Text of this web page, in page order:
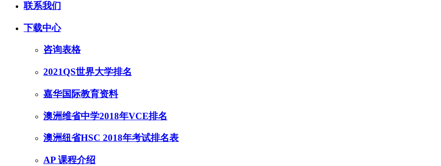
联系我们
下载中心
咨询表格
2021QS世界大学排名
嘉华国际教育资料
澳洲维省中学2018年VCE排名
澳洲纽省HSC 2018年考试排名表
AP 课程介绍